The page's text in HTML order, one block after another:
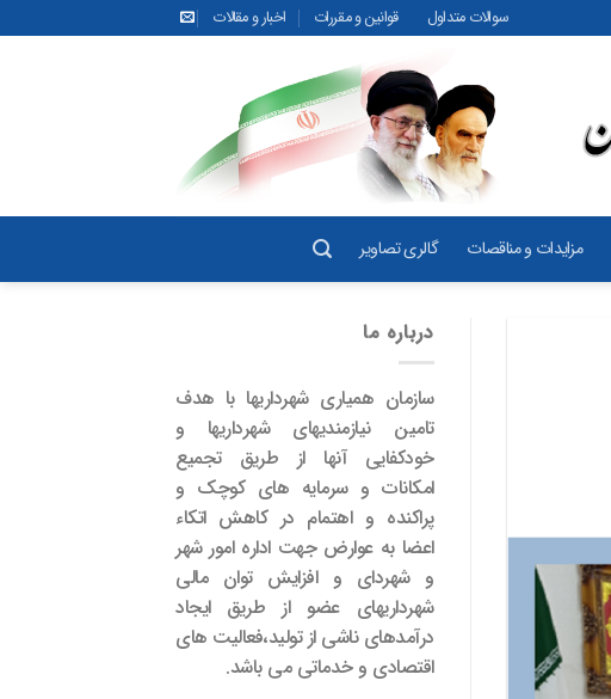
سوالات متداول قوانین و مقررات اخبار و مقالات
مزایدات و مناقصات گالری تصاویر
درباره ما
سازمان همیاری شهرداریها با هدف
تامین نیازمندیهای شهرداریها و
خودکفایی آنها از طریق تجمیع
امکانات و سرمایه های کوچک و
پراکنده و اهتمام در کاهش اتکاء
اعضا به عوارض جهت اداره امور شهر
و شهردای و افزایش توان مالی
شهرداریهای عضو از طریق ایجاد
درآمدهای ناشی از تولید،فعالیت های
اقتصادی و خدماتی می باشد.